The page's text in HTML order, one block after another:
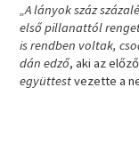
„A lányok száz
első pillanattól
is rendben voltak,
dán edző, aki az
együttestvezette a